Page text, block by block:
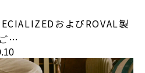
およびROVAL製
…